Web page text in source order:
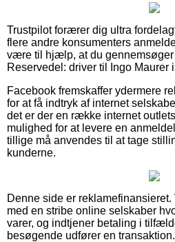
Trustpilot forærer dig ultra
flere andre konsumenters
være til hjælp, at du gennemsøger
Reservedel: driver til Ingo Maurer
Facebook fremskaffer ydermere
for at få indtryk af internet
det er der en række internet
mulighed for at levere en
tillige må anvendes til at tage
kunderne.
Denne side er
med en stribe online selskaber
varer, og indtjener betaling i
besøgende udfører en transaktion.